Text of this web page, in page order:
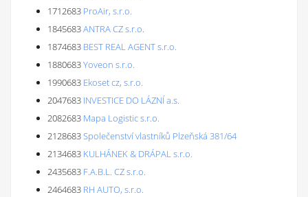
1712683 ProAir, s.r.o.
1845683ANTRA CZ s.r.o.
1874683 BEST REAL AGENT s.r.o.
1880683Yoveon s.r.o.
1990683 Ekoset cz, s.r.o.
2047683 INVESTICE DO LÁZNÍ a.s.
2082683 Mapa Logistic s.r.o.
2128683Společenství vlastníků Plzeňská 381/64
2134683 KULHÁNEK & DRÁPAL s.r.o.
2435683 F.A.B.L. CZ s.r.o.
2464683 RH AUTO, s.r.o.